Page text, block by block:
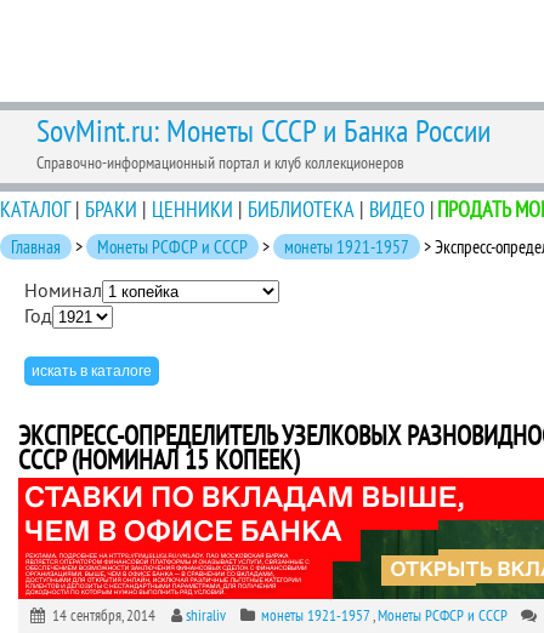
SovMint.ru: Монеты СССР и Банка России
Справочно-информационный портал и клуб коллекционеров
КАТАЛОГ| БРАКИ | ЦЕННИКИ | БИБЛИОТЕКА | ВИДЕО |ПРОДАТЬ
Главная > Монеты РСФСР и СССР > монеты 1921-1957 > Экспресс-
Номинал
Год
ЭКСПРЕСС-ОПРЕДЕЛИТЕЛЬ УЗЕЛКОВЫХ
СССР (НОМИНАЛ 15 КОПЕЕК)
14 сентября, 2014 shiraliv монеты 1921-1957,Монеты РСФСР и СССР